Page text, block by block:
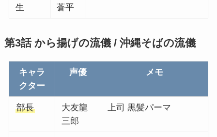
生
蒼平
第3話 から揚げの流儀 / 沖縄そばの流儀
キャラ
クター
声優 メモ
部長
大友龍
三郎
上司 黒髪パーマ